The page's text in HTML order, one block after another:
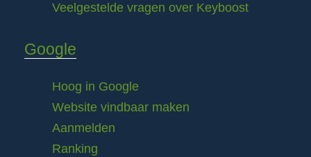
Veelgestelde vragen over Keyboost
Google
Hoog in Google
Website vindbaar maken
Aanmelden
Ranking